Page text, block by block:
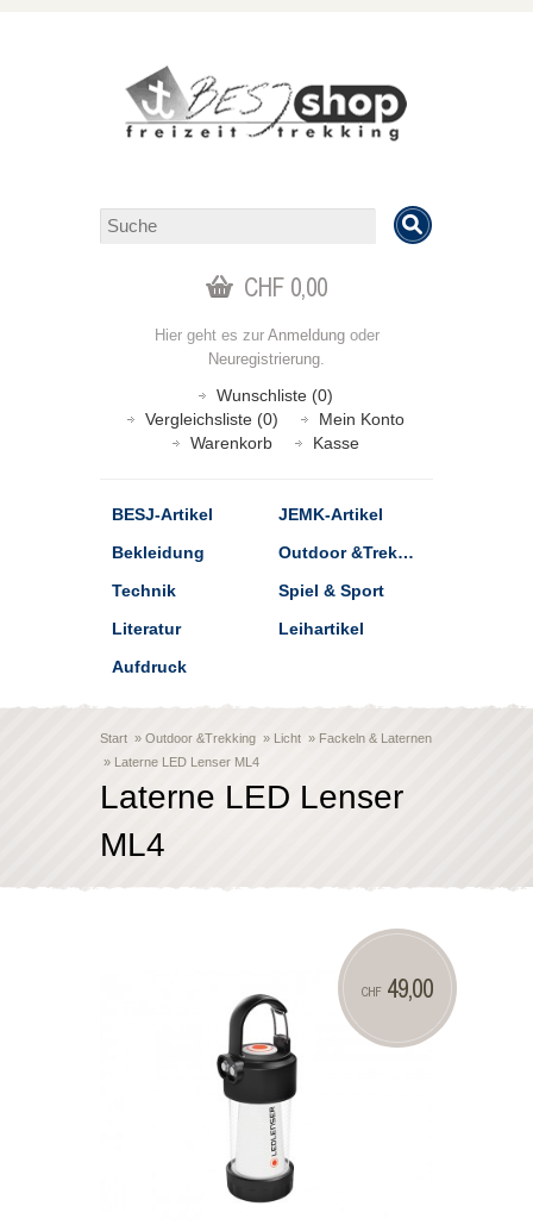
CHF 0,00
Hier geht es zur Anmeldungoder
Neuregistrierung.
Wunschliste (0)
Vergleichsliste (0)
Mein Konto
Warenkorb
Kasse
BESJ-Artikel
JEMK-Artikel
Bekleidung
Outdoor &Trekking
Technik
Spiel & Sport
Literatur
Leihartikel
Aufdruck
Start » Outdoor &Trekking » Licht » Fackeln & Laternen
» Laterne LED Lenser ML4
Laterne LED Lenser
ML4
CHF 49,00